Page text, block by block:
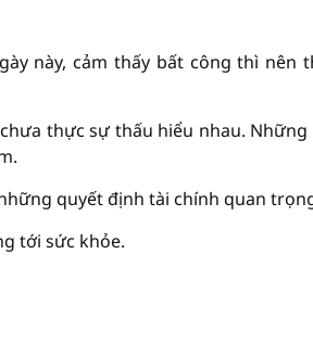
này, cảm thấy bất công thì nên
thực sự thấu hiểu nhau. Những
quyết định tài chính quan
tới sức khỏe.